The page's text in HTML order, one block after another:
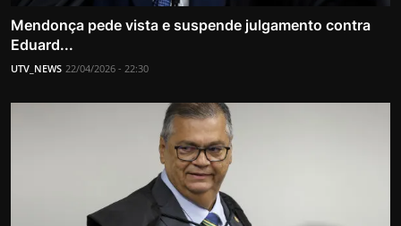
Mendonça pede vista e suspende julgamento contra
Eduard...
UTV_NEWS 22/04/2026 - 22:30